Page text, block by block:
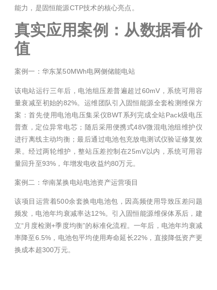
能力，是固恒能源CTP技术的核心亮点。
真实应用案例：从数据看价
值
案例一：华东某50MWh电网侧储能电站
该电站运行三年后，电池组压差普遍超过60mV，系统可用容
量衰减至初始的82%。运维团队引入固恒能源全套检测维保方
案：首先使用电池电压集采仪BWT系列完成全站Pack级电压
普查，定位异常电芯；随后采用便携式48V微混电池组维护仪
进行离线主动均衡；最后通过电池包充放电测试仪验证修复效
果。经过两轮维护，整站压差控制在25mV以内，系统可用容
量回升至93%，年增发电收益约80万元。
案例二：华南某换电站电池资产运营项目
该项目运营着500余套换电电池包，因高频使用导致压差问题
频发，电池年均衰减率达12%。引入固恒能源维保体系后，建
立“月度检测+季度均衡”的标准化流程。一年后，电池年均衰减
率降至6.5%，电池包平均使用寿命延长22%，直接降低资产更
换成本超300万元。